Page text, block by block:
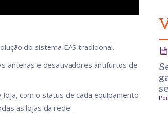
do sistema EAS tradicional.
antenas e desativadores antifurtos de
loja, com o status de cada equipamento
as lojas da rede.
Por